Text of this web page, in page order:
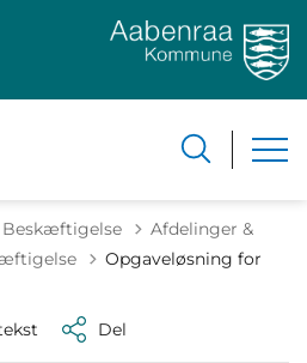
Beskæftigelse
Afdelinger &
Opgaveløsning for
Del